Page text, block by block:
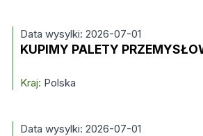
Data wysylki: 2026-07-01
KUPIMY PALETY
Kraj: Polska
Data wysylki: 2026-07-01